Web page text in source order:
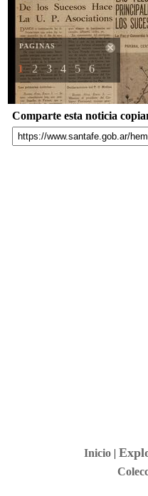
PAGINAS
1 2 3 4 5 6
Comparte esta noticia
Inicio|